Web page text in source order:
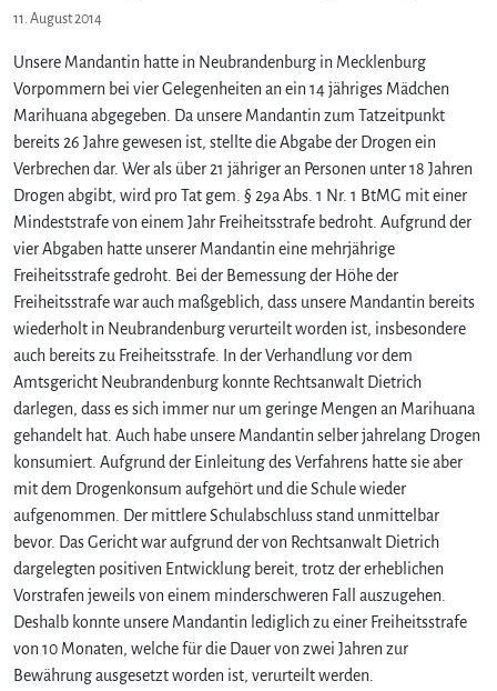
11. August 2014
Unsere Mandantin hatte in Neubrandenburg in Mecklenburg
Vorpommern bei vier Gelegenheiten an ein 14 jähriges Mädchen
Marihuana abgegeben. Da unsere Mandantin zum Tatzeitpunkt
bereits 26 Jahre gewesen ist, stellte die Abgabe der Drogen ein
Verbrechen dar. Wer als über 21 jähriger an Personen unter 18 Jahren
Drogen abgibt, wird pro Tat gem. § 29a Abs. 1 Nr. 1 BtMG mit einer
Mindeststrafe von einem Jahr Freiheitsstrafe bedroht. Aufgrund der
vier Abgaben hatte unserer Mandantin eine mehrjährige
Freiheitsstrafe gedroht. Bei der Bemessung der Höhe der
Freiheitsstrafe war auch maßgeblich, dass unsere Mandantin bereits
wiederholt in Neubrandenburg verurteilt worden ist, insbesondere
auch bereits zu Freiheitsstrafe. In der Verhandlung vor dem
Amtsgericht Neubrandenburg konnte Rechtsanwalt Dietrich
darlegen, dass es sich immer nur um geringe Mengen an Marihuana
gehandelt hat. Auch habe unsere Mandantin selber jahrelang Drogen
konsumiert. Aufgrund der Einleitung des Verfahrens hatte sie aber
mit dem Drogenkonsum aufgehört und die Schule wieder
aufgenommen. Der mittlere Schulabschluss stand unmittelbar
bevor. Das Gericht war aufgrund der von Rechtsanwalt Dietrich
dargelegten positiven Entwicklung bereit, trotz der erheblichen
Vorstrafen jeweils von einem minderschweren Fall auszugehen.
Deshalb konnte unsere Mandantin lediglich zu einer Freiheitsstrafe
von 10 Monaten, welche für die Dauer von zwei Jahren zur
Bewährung ausgesetzt worden ist, verurteilt werden.